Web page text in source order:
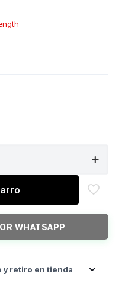
WHATSAPP
y retiro en tienda